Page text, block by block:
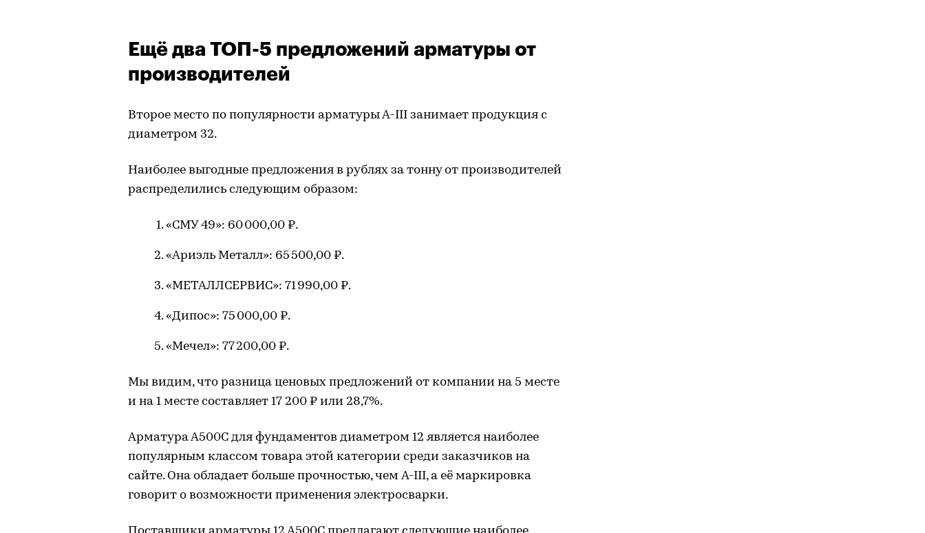
Ещё два ТОП-5 предложений арматуры от
производителей
Второе место по популярности арматуры А-III занимает продукция с
диаметром 32.
Наиболее выгодные предложения в рублях за тонну от производителей
распределились следующим образом:
«СМУ 49»: 60 000,00 ₽.
«Ариэль Металл»: 65 500,00 ₽.
«МЕТАЛЛСЕРВИС»: 71 990,00 ₽.
«Дипос»: 75 000,00 ₽.
«Мечел»: 77 200,00 ₽.
Мы видим, что разница ценовых предложений от компании на 5 месте
и на 1 месте составляет 17 200 ₽ или 28,7%.
Арматура А500С для фундаментов диаметром 12 является наиболее
популярным классом товара этой категории среди заказчиков на
сайте. Она обладает больше прочностью, чем A-III, а её маркировка
говорит о возможности применения электросварки.